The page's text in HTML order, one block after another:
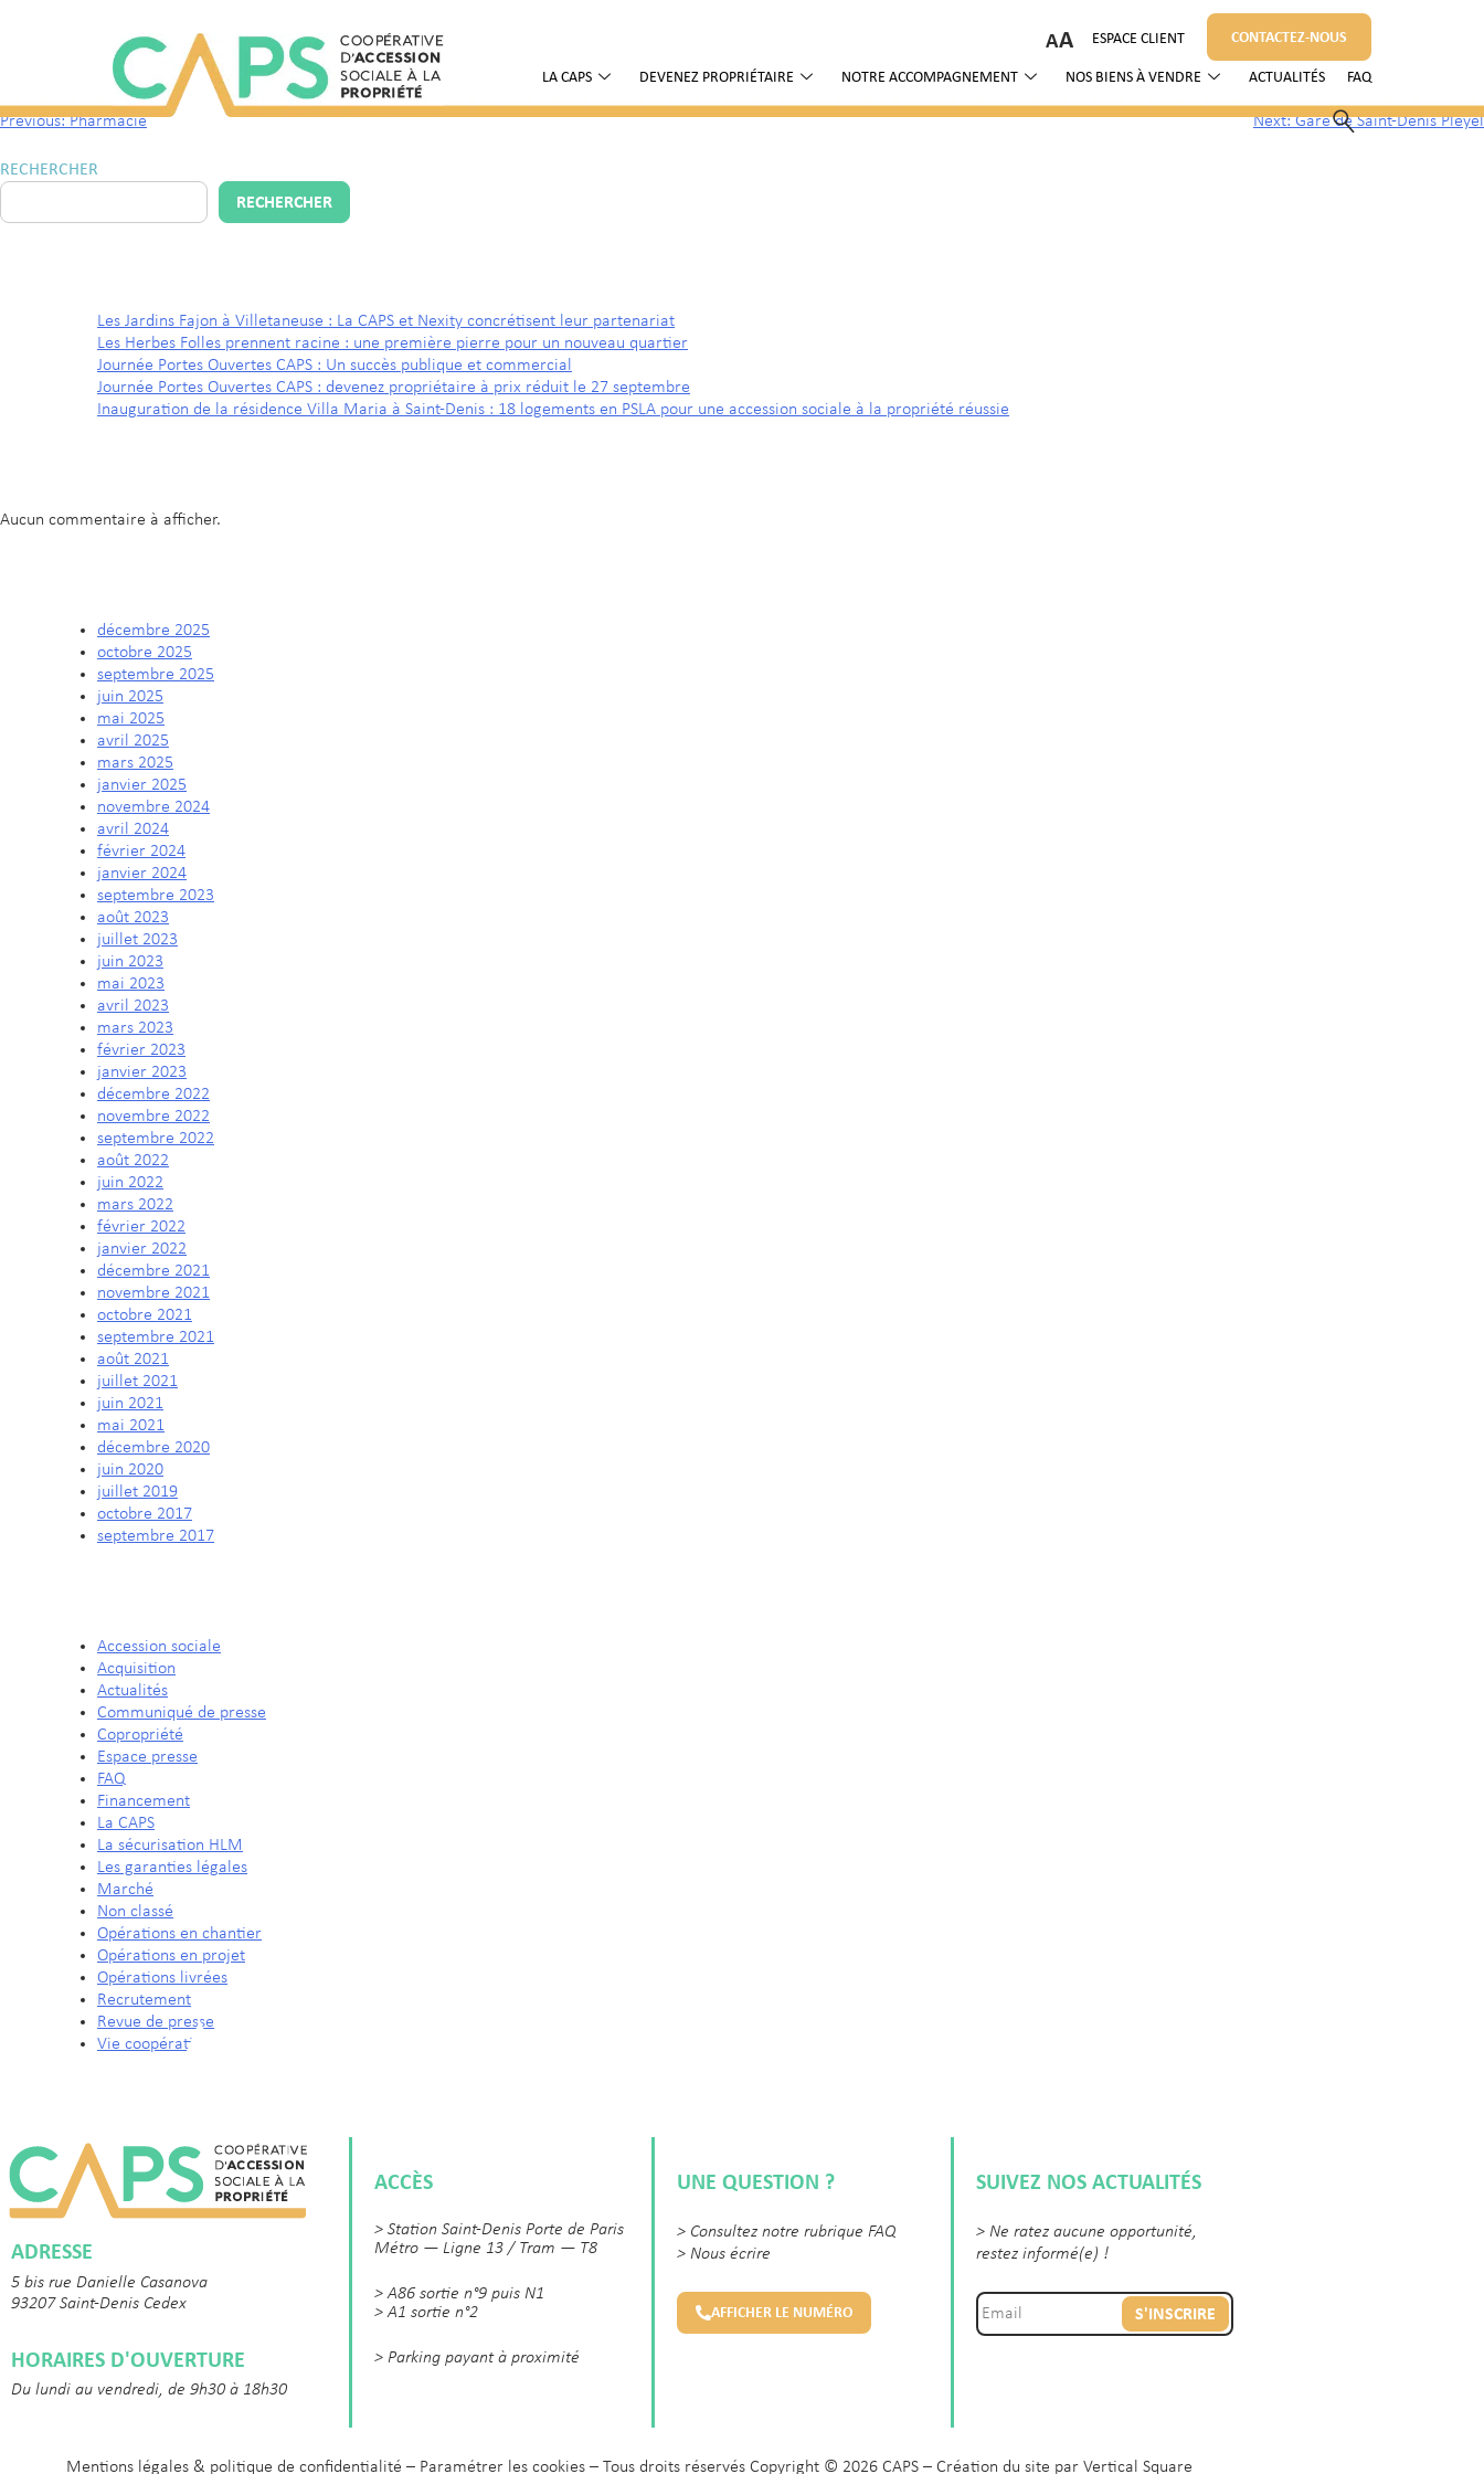
ESPACE CLIENT CONTACTEZ-NOUS
LA CAPS DEVENEZ PROPRIÉTAIRE NOTRE ACCOMPAGNEMENT NOS BIENS À VENDRE ACTUALITÉS FAQ
Arrêt de bus – Murger – Bus 139/173/239
Previous: Pharmacie Next: Gare de Saint-Denis Pleyel
RECHERCHER
RECHERCHER
Les Jardins Fajon à Villetaneuse : La CAPS et Nexity concrétisent leur partenariat
Les Herbes Folles prennent racine : une première pierre pour un nouveau quartier
Journée Portes Ouvertes CAPS : Un succès publique et commercial
Journée Portes Ouvertes CAPS : devenez propriétaire à prix réduit le 27 septembre
Inauguration de la résidence Villa Maria à Saint-Denis : 18 logements en PSLA pour une accession sociale à la propriété réussie
Aucun commentaire à afficher.
décembre 2025
octobre 2025
septembre 2025
juin 2025
mai 2025
avril 2025
mars 2025
janvier 2025
novembre 2024
avril 2024
février 2024
janvier 2024
septembre 2023
août 2023
juillet 2023
juin 2023
mai 2023
avril 2023
mars 2023
février 2023
janvier 2023
décembre 2022
novembre 2022
septembre 2022
août 2022
juin 2022
mars 2022
février 2022
janvier 2022
décembre 2021
novembre 2021
octobre 2021
septembre 2021
août 2021
juillet 2021
juin 2021
mai 2021
décembre 2020
juin 2020
juillet 2019
octobre 2017
septembre 2017
Accession sociale
Acquisition
Actualités
Communiqué de presse
Copropriété
Espace presse
FAQ
Financement
La CAPS
La sécurisation HLM
Les garanties légales
Marché
Non classé
Opérations en chantier
Opérations en projet
Opérations livrées
Recrutement
Revue de presse
Vie coopérative
ADRESSE
5 bis rue Danielle Casanova
93207 Saint-Denis Cedex
HORAIRES D'OUVERTURE
Du lundi au vendredi, de 9h30 à 18h30
ACCÈS
> Station Saint-Denis Porte de Paris
Métro — Ligne 13 / Tram — T8
> A86 sortie n°9 puis N1
> A1 sortie n°2
> Parking payant à proximité
UNE QUESTION ?
> Consultez notre rubrique FAQ
> Nous écrire
AFFICHER LE NUMÉRO
SUIVEZ NOS ACTUALITÉS
> Ne ratez aucune opportunité,
restez informé(e) !
S'INSCRIRE
Mentions légales & politique de confidentialité – Paramétrer les cookies – Tous droits réservés Copyright © 2026 CAPS – Création du site par Vertical Square
A